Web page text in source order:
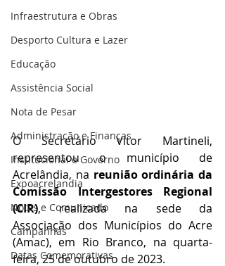
Infraestrutura e Obras
Desporto Cultura e Lazer
Educação
Assistência Social
Nota de Pesar
Administração e Finanças
Institucional e Governo
Expoacrelandia
Notas e Comunicado
Campanhas
Datas Comemorativas
O Secretário Vitor Martineli,
representou o município de
Acrelândia, na reunião ordinária da
Comissão Intergestores Regional
(CIR), realizada na sede da
Associação dos Municípios do Acre
(Amac), em Rio Branco, na quarta-
feira, 25 de outubro de 2023.